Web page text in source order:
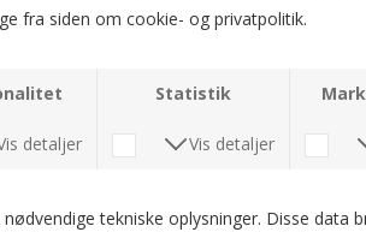
Optjen 5 procent rabat på alle din køb